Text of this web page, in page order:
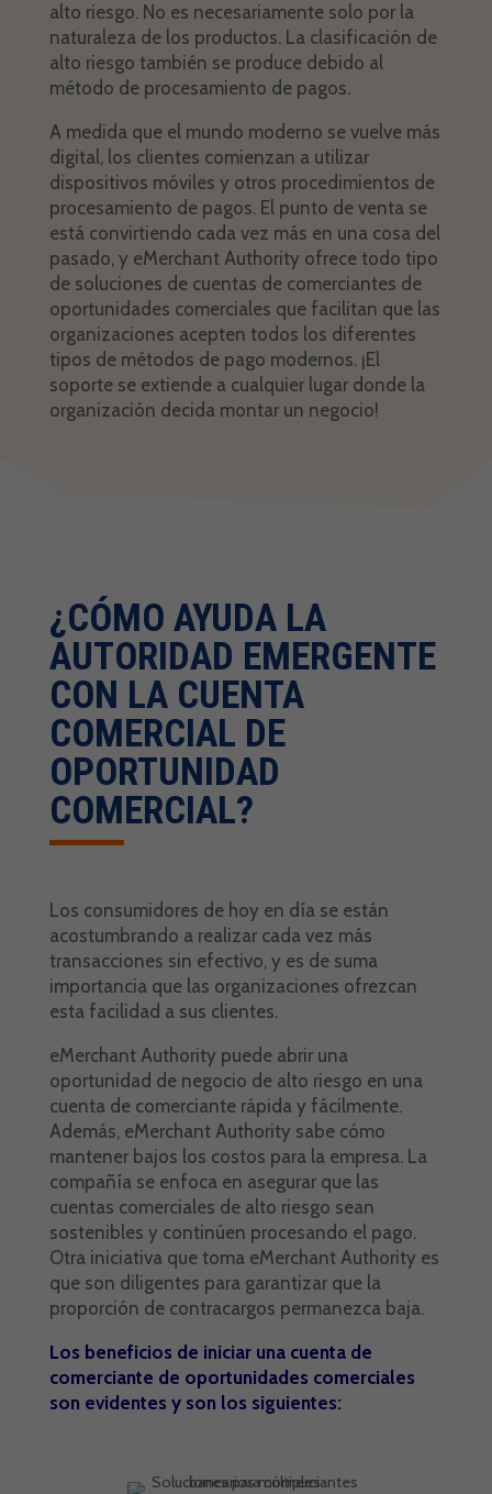
alto riesgo. No es necesariamente solo por la
naturaleza de los productos. La clasificación de
alto riesgo también se produce debido al
método de procesamiento de pagos.
A medida que el mundo moderno se vuelve más
digital, los clientes comienzan a utilizar
dispositivos móviles y otros procedimientos de
procesamiento de pagos. El punto de venta se
está convirtiendo cada vez más en una cosa del
pasado, y eMerchant Authority ofrece todo tipo
de soluciones de cuentas de comerciantes de
oportunidades comerciales que facilitan que las
organizaciones acepten todos los diferentes
tipos de métodos de pago modernos. ¡El
soporte se extiende a cualquier lugar donde la
organización decida montar un negocio!
¿CÓMO AYUDA LA
AUTORIDAD EMERGENTE
CON LA CUENTA
COMERCIAL DE
OPORTUNIDAD
COMERCIAL?
Los consumidores de hoy en día se están
acostumbrando a realizar cada vez más
transacciones sin efectivo, y es de suma
importancia que las organizaciones ofrezcan
esta facilidad a sus clientes.
eMerchant Authority puede abrir una
oportunidad de negocio de alto riesgo en una
cuenta de comerciante rápida y fácilmente.
Además, eMerchant Authority sabe cómo
mantener bajos los costos para la empresa. La
compañía se enfoca en asegurar que las
cuentas comerciales de alto riesgo sean
sostenibles y continúen procesando el pago.
Otra iniciativa que toma eMerchant Authority es
que son diligentes para garantizar que la
proporción de contracargos permanezca baja.
Los beneficios de iniciar una cuenta de
comerciante de oportunidades comerciales
son evidentes y son los siguientes: